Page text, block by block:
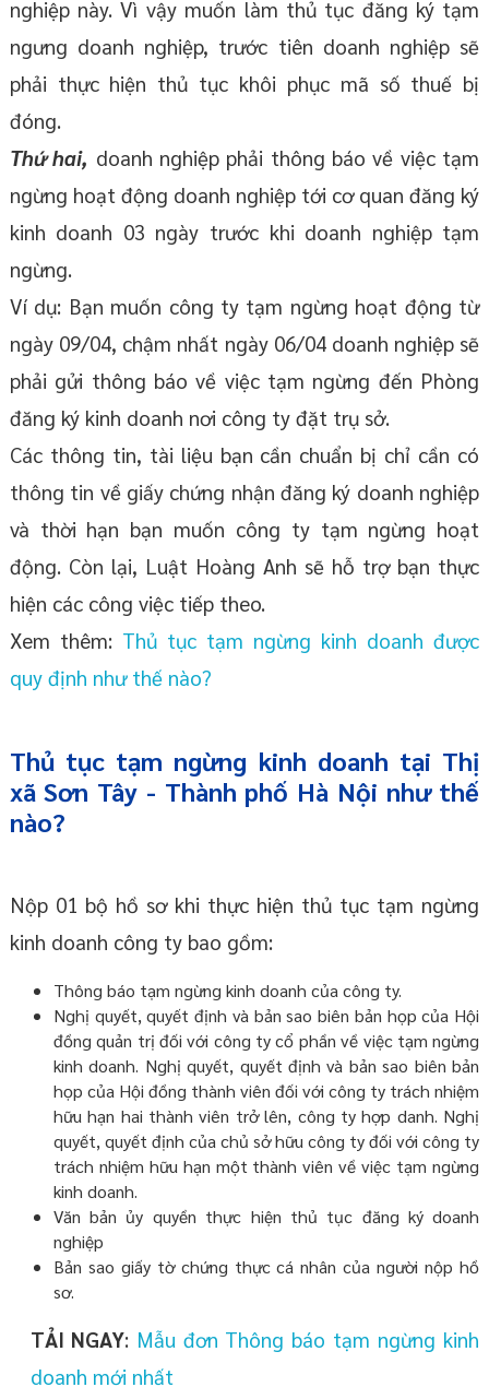
nghiệp này. Vì vậy muốn làm thủ tục đăng ký tạm
ngưng doanh nghiệp, trước tiên doanh nghiệp sẽ
phải thực hiện thủ tục khôi phục mã số thuế bị
đóng.
Thứ hai, doanh nghiệp phải thông báo về việc tạm
ngừng hoạt động doanh nghiệp tới cơ quan đăng ký
kinh doanh 03 ngày trước khi doanh nghiệp tạm
ngừng.
Ví dụ: Bạn muốn công ty tạm ngừng hoạt động từ
ngày 09/04, chậm nhất ngày 06/04 doanh nghiệp sẽ
phải gửi thông báo về việc tạm ngừng đến Phòng
đăng ký kinh doanh nơi công ty đặt trụ sở.
Các thông tin, tài liệu bạn cần chuẩn bị chỉ cần có
thông tin về giấy chứng nhận đăng ký doanh nghiệp
và thời hạn bạn muốn công ty tạm ngừng hoạt
động. Còn lại, Luật Hoàng Anh sẽ hỗ trợ bạn thực
hiện các công việc tiếp theo.
Xem thêm: Thủ tục tạm ngừng kinh doanh được
quy định như thế nào?
Thủ tục tạm ngừng kinh doanh tại Thị
xã Sơn Tây - Thành phố Hà Nội như thế
nào?
Nộp 01 bộ hồ sơ khi thực hiện thủ tục tạm ngừng
kinh doanh công ty bao gồm:
Thông báo tạm ngừng kinh doanh của công ty.
Nghị quyết, quyết định và bản sao biên bản họp của Hội
đồng quản trị đối với công ty cổ phần về việc tạm ngừng
kinh doanh. Nghị quyết, quyết định và bản sao biên bản
họp của Hội đồng thành viên đối với công ty trách nhiệm
hữu hạn hai thành viên trở lên, công ty hợp danh. Nghị
quyết, quyết định của chủ sở hữu công ty đối với công ty
trách nhiệm hữu hạn một thành viên về việc tạm ngừng
kinh doanh.
Văn bản ủy quyền thực hiện thủ tục đăng ký doanh
nghiệp
Bản sao giấy tờ chứng thực cá nhân của người nộp hồ
sơ.
TẢI NGAY: Mẫu đơn Thông báo tạm ngừng kinh
doanh mới nhất